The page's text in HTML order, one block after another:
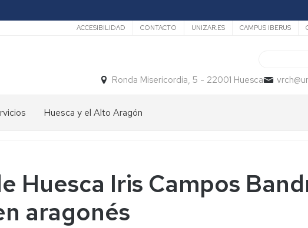
Secundario
ACCESIBILIDAD CONTACTO UNIZAR.ES CAMPUS IBERUS
Ronda Misericordia, 5 - 22001 Huesca
Huesca y el Alto Aragón
de
Turismo
En
Huesca Iris Campos
aragonés